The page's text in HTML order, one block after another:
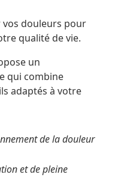
vos douleurs pour
qualité de vie.
un
qui combine
adaptés à votre
de la douleur
et de pleine